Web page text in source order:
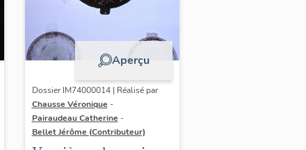
Aperçu
Dossier IM74000014 | Réalisé par
Chausse Véronique -
Pairaudeau Catherine -
Bellet Jérôme (Contributeur)